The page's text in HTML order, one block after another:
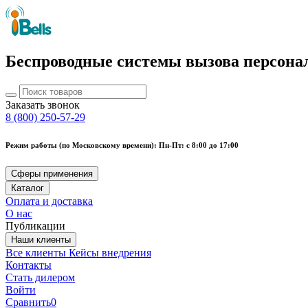
Беспроводные системы вызова
Заказать звонок
8 (800) 250-57-29
Режим работы (по Московскому времени): Пн-Пт: с 8:00 до 17:00
Сферы применения
Каталог
Оплата и доставка
О нас
Публикации
Наши клиенты
Все клиенты Кейсы внедрения
Контакты
Стать дилером
Войти
Сравнить0